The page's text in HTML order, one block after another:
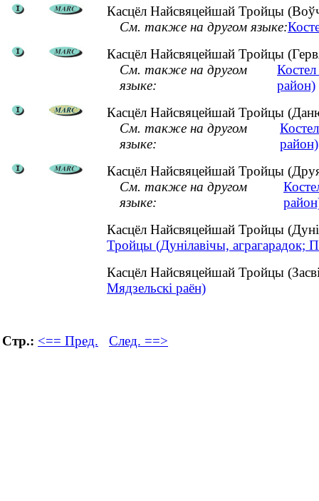
Касцёл Найсвяцейшай Тройцы
См. также на другом языке:
Касцёл Найсвяцейшай Тройцы
См. также на другом
языке:
район)
Касцёл Найсвяцейшай Тройцы
См. также на другом
языке:
район)
Касцёл Найсвяцейшай Тройцы
См. также на другом
языке:
Касцёл Найсвяцейшай Тройцы
Тройцы (Дунілавічы, аграгарадок;
Касцёл Найсвяцейшай Тройцы
Мядзельскі раён)
Стр.: <== Пред. След. ==>